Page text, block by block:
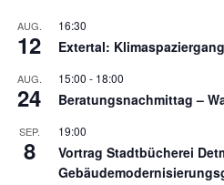
AUG.
12
16:30
Extertal:
AUG.
24
15:00 - 18:00
Beratungsnachmittag –
SEP.
8
19:00
Vortrag Stadtbücherei